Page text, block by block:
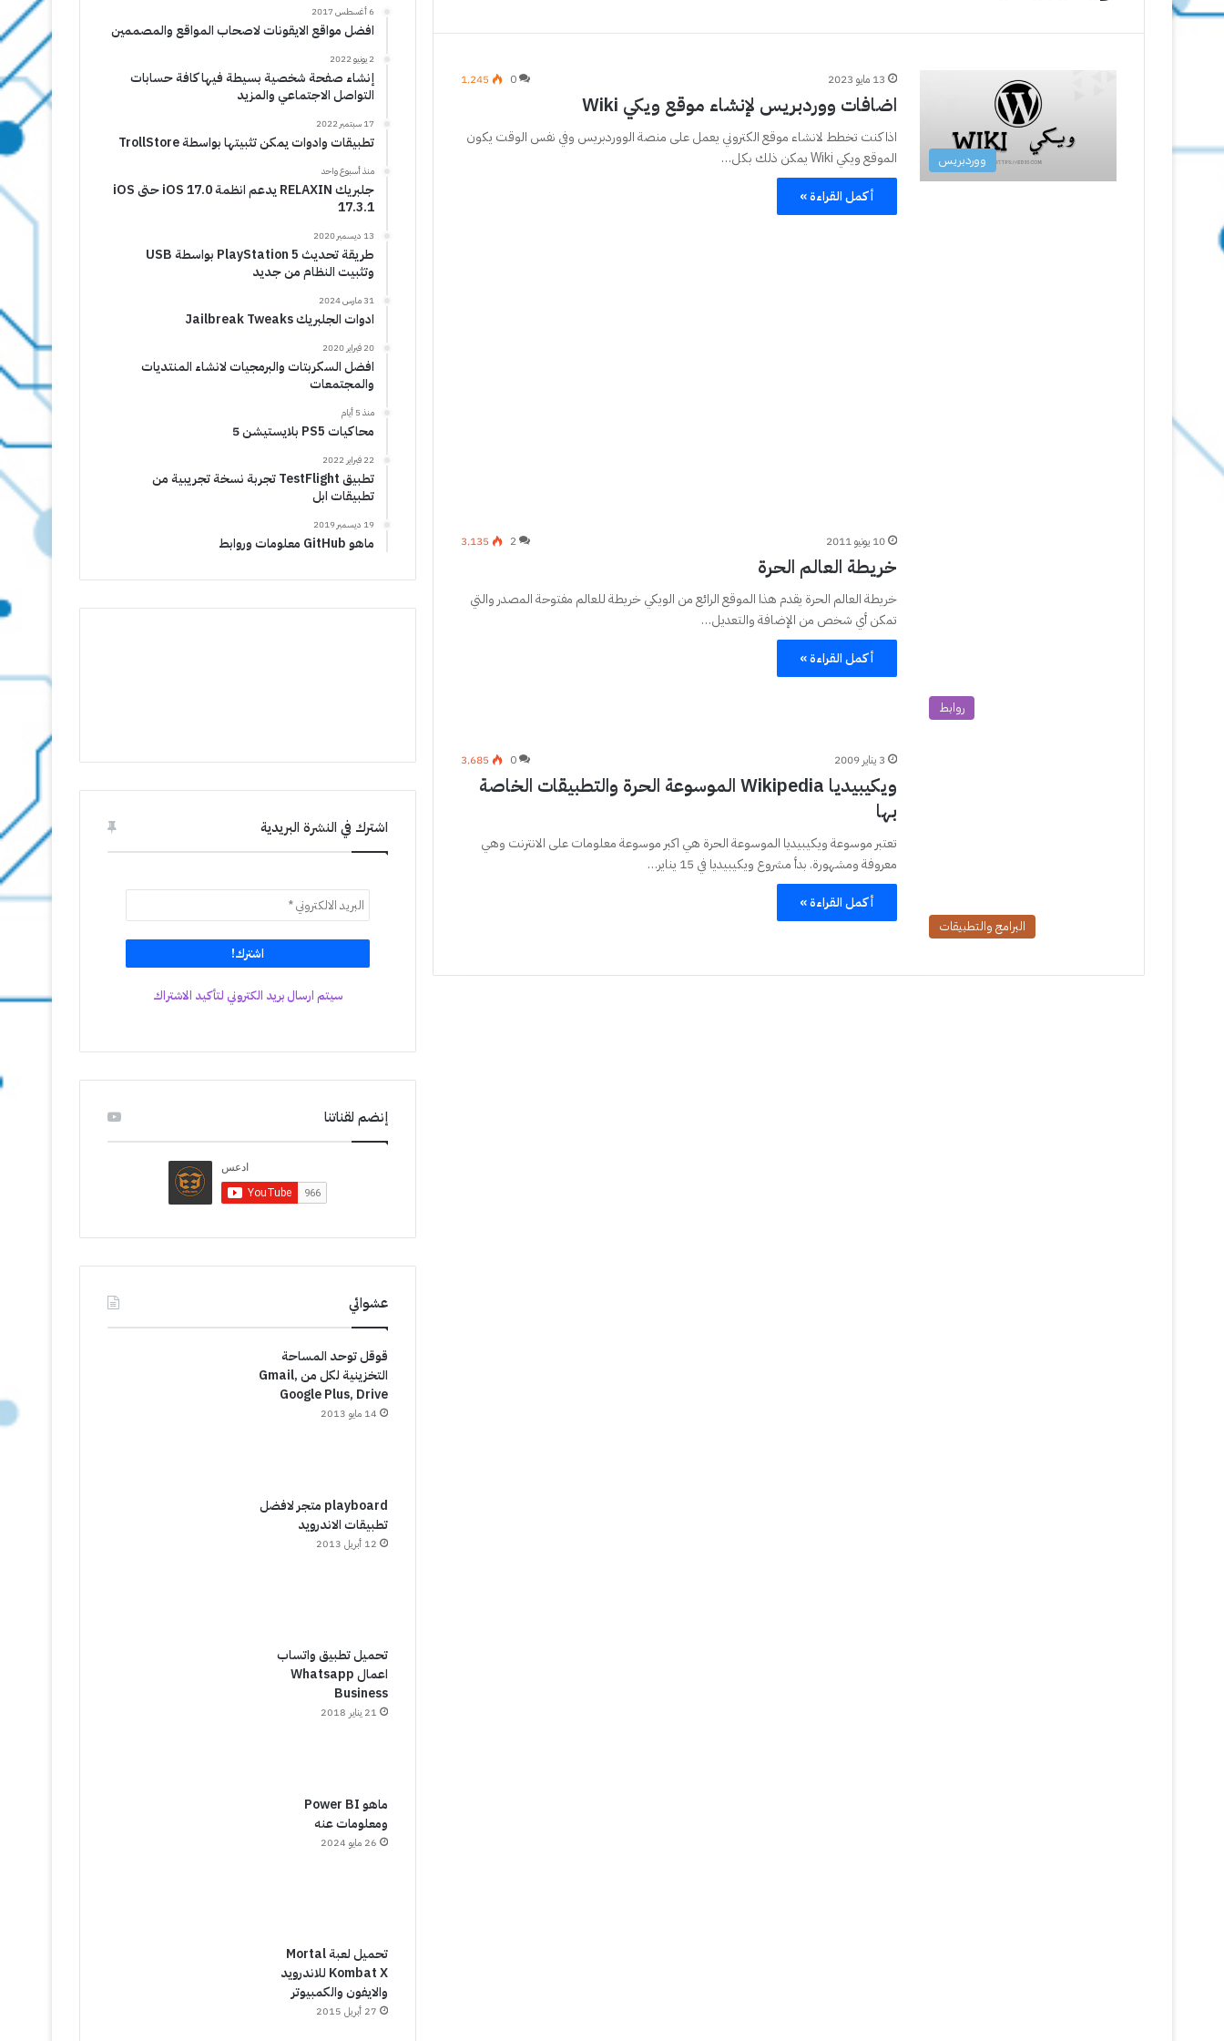
ووردبريس
13 مايو 2023 0 1٬245
اضافات ووردبريس لإنشاء موقع ويكي Wiki
اذا كنت تخطط لانشاء موقع الكتروني يعمل على منصة الووردبريس وفي نفس الوقت يكون
الموقع ويكي Wiki يمكن ذلك بكل…
أكمل القراءة »
روابط
10 يونيو 2011 2 3٬135
خريطة العالم الحرة
خريطة العالم الحرة يقدم هذا الموقع الرائع من الويكي خريطة للعالم مفتوحة المصدر والتي
تمكن أي شخص من الإضافة والتعديل…
أكمل القراءة »
البرامج والتطبيقات
3 يناير 2009 0 3٬685
ويكيبيديا Wikipedia الموسوعة الحرة والتطبيقات الخاصة
بها
تعتبر موسوعة ويكيبيديا الموسوعة الحرة هي اكبر موسوعة معلومات على الانترنت وهي
معروفة ومشهورة. بدأ مشروع ويكيبيديا في 15 يناير…
أكمل القراءة »
6 أغسطس 2017
افضل مواقع الايقونات لاصحاب المواقع والمصممين
2 يونيو 2022
إنشاء صفحة شخصية بسيطة فيها كافة حسابات
التواصل الاجتماعي والمزيد
17 سبتمبر 2022
تطبيقات وادوات يمكن تثبيتها بواسطة TrollStore
منذ أسبوع واحد
جلبريك RELAXIN يدعم انظمة iOS 17.0 حتى iOS
17.3.1
13 ديسمبر 2020
طريقة تحديث PlayStation 5 بواسطة USB
وتثبيت النظام من جديد
31 مارس 2024
ادوات الجلبريك Jailbreak Tweaks
20 فبراير 2020
افضل السكربتات والبرمجيات لانشاء المنتديات
والمجتمعات
منذ 5 أيام
محاكيات PS5 بلايستيشن 5
22 فبراير 2022
تطبيق TestFlight تجربة نسخة تجريبية من
تطبيقات ابل
19 ديسمبر 2019
ماهو GitHub معلومات وروابط
اشترك في النشرة البريدية
سيتم ارسال بريد الكتروني لتأكيد الاشتراك
إنضم لقناتنا
عشوائي
قوقل توحد المساحة
التخزينية لكل من Gmail,
Google Plus, Drive
14 مايو 2013
playboard متجر لافضل
تطبيقات الاندرويد
12 أبريل 2013
تحميل تطبيق واتساب
اعمال Whatsapp
Business
21 يناير 2018
ماهو Power BI
ومعلومات عنه
26 مايو 2024
تحميل لعبة Mortal
Kombat X للاندرويد
والايفون والكمبيوتر
27 أبريل 2015